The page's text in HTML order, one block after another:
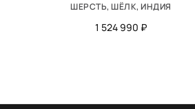
ШЕРСТЬ, ШЁЛК, ИНДИЯ
1 524 990 ₽